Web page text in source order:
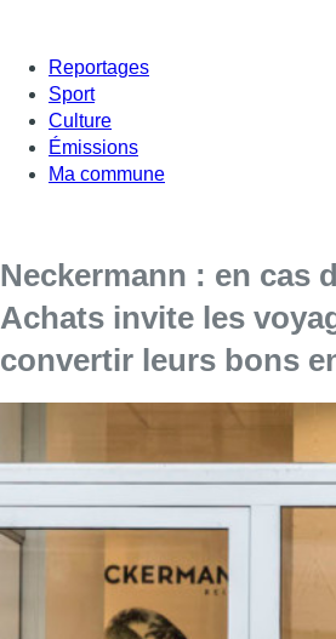
Reportages
Sport
Culture
Émissions
Ma commune
Neckermann : en cas
Achats invite les
convertir leurs bons